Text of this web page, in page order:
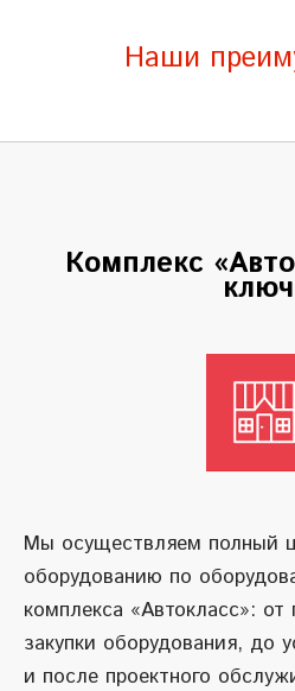
Наши
Комплекс
Мы осуществляем полный
оборудованию по
комплекса «Автокласс»: от
закупки оборудования, до
и после проектного